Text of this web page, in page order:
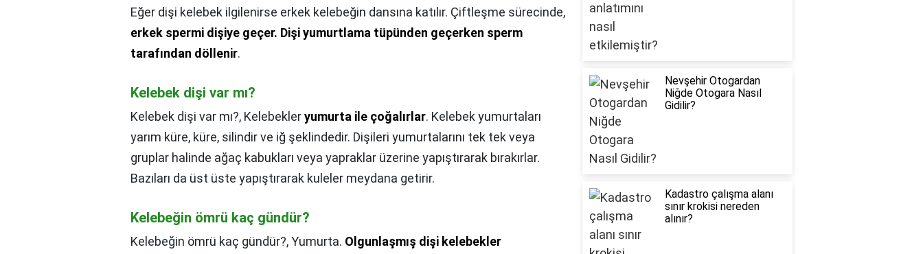
Eğer dişi kelebek ilgilenirse erkek kelebeğin dansına katılır. Çiftleşme sürecinde,
erkek spermi dişiye geçer. Dişi yumurtlama tüpünden geçerken sperm
tarafından döllenir.
Kelebek dişi var mı?
Kelebek dişi var mı?, Kelebekleryumurta ile çoğalırlar. Kelebek yumurtaları
yarım küre, küre, silindir ve iğ şeklindedir. Dişileri yumurtalarını tek tek veya
gruplar halinde ağaç kabukları veya yapraklar üzerine yapıştırarak bırakırlar.
Bazıları da üst üste yapıştırarak kuleler meydana getirir.
Kelebeğin ömrü kaç gündür?
Kelebeğin ömrü kaç gündür?,Yumurta. Olgunlaşmış dişi kelebekler
Nevşehir Otogardan
Niğde Otogara Nasıl
Gidilir?
Kadastro çalışma alanı
sınır krokisi nereden
alınır?